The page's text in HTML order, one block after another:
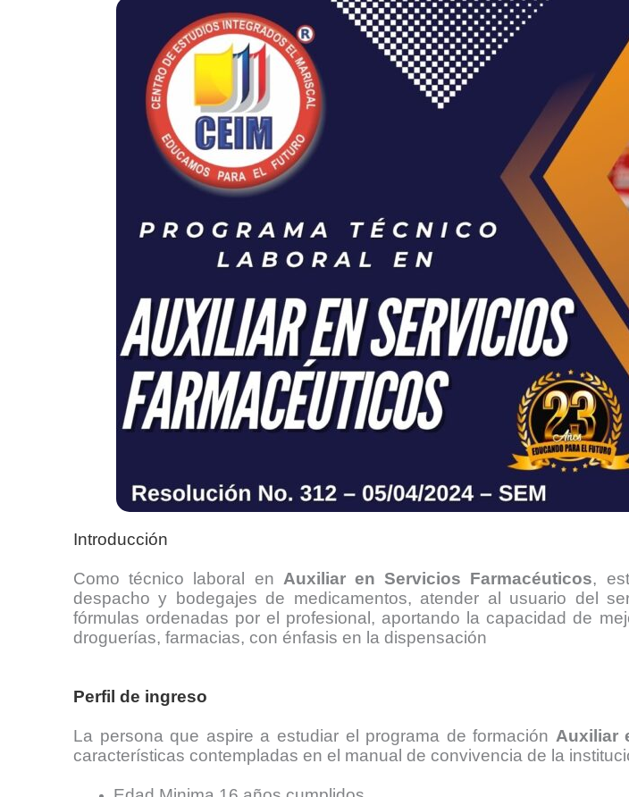
Introducción
Como técnico laboral en Auxiliar en Servicios Farmacéuticos,
despacho y bodegajes de medicamentos, atender al usuario del
fórmulas ordenadas por el profesional, aportando la capacidad de
droguerías, farmacias, con énfasis en la dispensación
Perfil de ingreso
La persona que aspire a estudiar el programa de formación Auxiliar
características contempladas en el manual de convivencia de la